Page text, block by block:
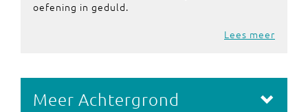
oefening in geduld.
Lees meer
Meer Achtergrond